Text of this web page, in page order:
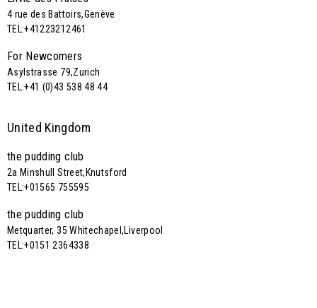
4 rue des Battoirs,Genève
TEL:+41223212461
For Newcomers
Asylstrasse 79,Zurich
TEL:+41 (0)43 538 48 44
United Kingdom
the pudding club
2a Minshull Street,Knutsford
TEL:+01565 755595
the pudding club
Metquarter, 35 Whitechapel,Liverpool
TEL:+0151 2364338